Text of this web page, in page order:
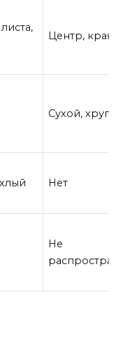
Центр, края
Сухой,
Нет
Не